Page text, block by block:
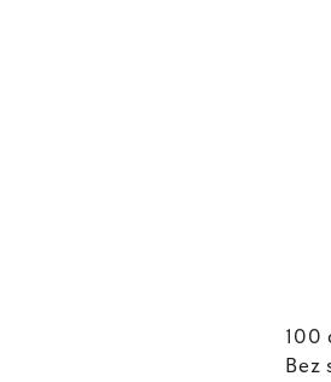
100
Bez